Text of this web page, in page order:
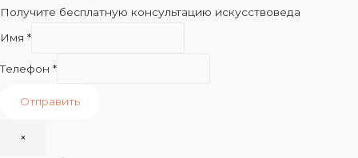
Получите бесплатную консультацию искусствоведа
Имя *
Телефон *
Отправить
×